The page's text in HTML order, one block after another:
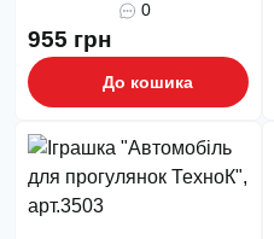
0
955 грн
До кошика